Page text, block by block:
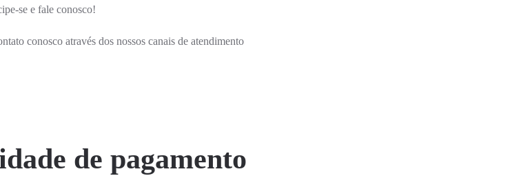
se e fale conosco!
conosco através dos nossos canais de atendimento
de pagamento